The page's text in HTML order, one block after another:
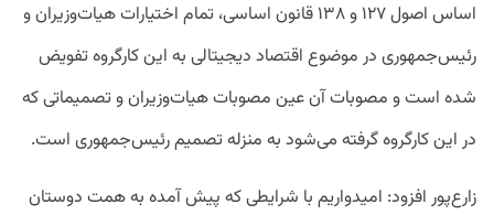
اساس اصول ۱۲۷ و ۱۳۸ قانون اساسی، تمام اختیارات هیات‌وزیران و
رئیس‌جمهوری در موضوع اقتصاد دیجیتالی به این کارگروه تفویض
شده است و مصوبات آن عین مصوبات هیات‌وزیران و تصمیماتی که
در این کارگروه گرفته می‌شود به‌ منزله تصمیم رئیس‌جمهوری است.
زارع‌پور افزود: امیدواریم با شرایطی که پیش آمده به همت دوستان